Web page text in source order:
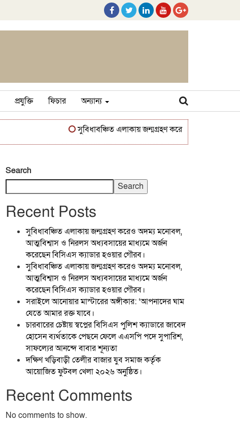
প্রযুক্তি ফিচার অন্যান্য
সুবিধাবঞ্চিত এলাকায় জন্মগ্রহণ করেও অদম্য মনোবল,
Search
Search
Recent Posts
সুবিধাবঞ্চিত এলাকায় জন্মগ্রহণ করেও অদম্য মনোবল,
আত্মবিশ্বাস ও নিরলস অধ্যবসায়ের মাধ্যমে অর্জন
করেছেন বিসিএস ক্যাডার হওয়ার গৌরব।
সুবিধাবঞ্চিত এলাকায় জন্মগ্রহণ করেও অদম্য মনোবল,
আত্মবিশ্বাস ও নিরলস অধ্যবসায়ের মাধ্যমে অর্জন
করেছেন বিসিএস ক্যাডার হওয়ার গৌরব।
সরাইলে আনোয়ার মাস্টারের অঙ্গীকার: ‘আপনাদের ঘাম
যেতে আমার রক্ত যাবে।
চারবারের চেষ্টায় স্বপ্নের বিসিএস পুলিশ ক্যাডারে জাবেদ
হোসেন ব্যর্থতাকে পেছনে ফেলে এএসপি পদে সুপারিশ,
সাফল্যের আনন্দে বাবার শূন্যতা
দক্ষিণ খড়িবাড়ী তেলীর বাজার যুব সমাজ কর্তৃক
আয়োজিত ফুটবল খেলা ২০২৬ অনুষ্ঠিত।
Recent Comments
No comments to show.